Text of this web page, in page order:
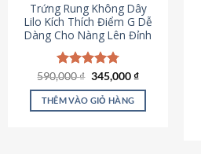
Trứng Rung Không Dây
Lilo Kích Thích Điểm G Dễ
Dàng Cho Nàng Lên Đỉnh
Được xếp
hạng4.79
5 sao
590,000₫ Giá
là:
590,000 ₫.
345,000₫Giá
tại
345,000 ₫.
THÊM VÀO GIỎ HÀNG